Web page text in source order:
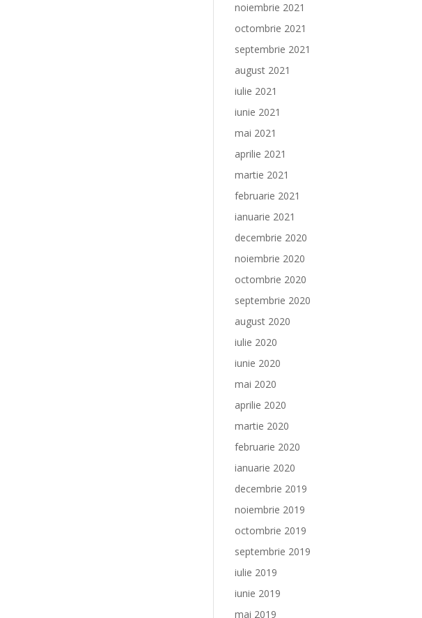
noiembrie 2021
octombrie 2021
septembrie 2021
august 2021
iulie 2021
iunie 2021
mai 2021
aprilie 2021
martie 2021
februarie 2021
ianuarie 2021
decembrie 2020
noiembrie 2020
octombrie 2020
septembrie 2020
august 2020
iulie 2020
iunie 2020
mai 2020
aprilie 2020
martie 2020
februarie 2020
ianuarie 2020
decembrie 2019
noiembrie 2019
octombrie 2019
septembrie 2019
iulie 2019
iunie 2019
mai 2019